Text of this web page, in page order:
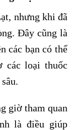
nhưng khi đã
Đây cũng là
các bạn có thể
các loại thuốc
giờ tham quan
là điều giúp